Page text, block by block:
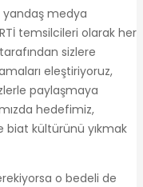
yandaş medya
temsilcileri olarak her
sizlere
eleştiriyoruz,
paylaşmaya
hedefimiz,
biat kültürünü yıkmak
o bedeli de